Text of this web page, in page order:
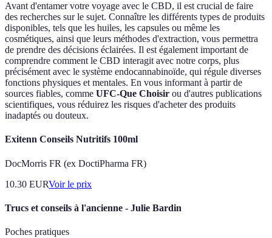
Avant d'entamer votre voyage avec le CBD, il est crucial de faire
des recherches sur le sujet. Connaître les différents types de produits
disponibles, tels que les huiles, les capsules ou même les
cosmétiques, ainsi que leurs méthodes d'extraction, vous permettra
de prendre des décisions éclairées. Il est également important de
comprendre comment le CBD interagit avec notre corps, plus
précisément avec le système endocannabinoïde, qui régule diverses
fonctions physiques et mentales. En vous informant à partir de
sources fiables, comme UFC-Que Choisir ou d'autres publications
scientifiques, vous réduirez les risques d'acheter des produits
inadaptés ou douteux.
Exitenn Conseils Nutritifs 100ml
DocMorris FR (ex DoctiPharma FR)
10.30 EURVoir le prix
Trucs et conseils à l'ancienne - Julie Bardin
Poches pratiques